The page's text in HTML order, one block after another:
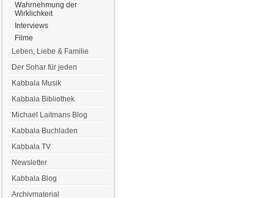
Wahrnehmung der
Wirklichkeit
Interviews
Filme
Leben, Liebe & Familie
Der Sohar für jeden
Kabbala Musik
Kabbala Bibliothek
Michael Laitmans Blog
Kabbala Buchladen
Kabbala TV
Newsletter
Kabbala Blog
Archivmaterial